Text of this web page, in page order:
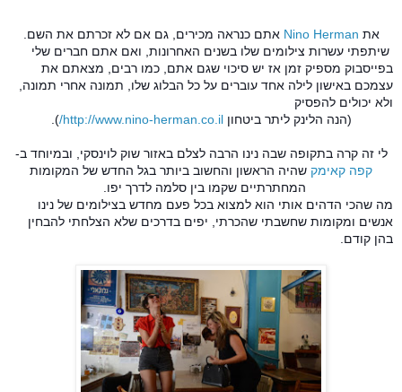
את Nino Herman אתם כנראה מכירים, גם אם לא זכרתם את השם.
שיתפתי עשרות צילומים שלו בשנים האחרונות, ואם אתם חברים שלי
בפייסבוק מספיק זמן אז יש סיכוי שגם אתם, כמו רבים, מצאתם את
עצמכם באישון לילה אחד עוברים על כל הבלוג שלו, תמונה אחרי תמונה,
ולא יכולים להפסיק
(הנה הלינק ליתר ביטחוןhttp://www.nino-herman.co.il/
).
לי זה קרה בתקופה שבה נינו הרבה לצלם באזור שוק לוינסקי, ובמיוחד ב-
קפה קאימק שהיה הראשון והחשוב ביותר בגל החדש של המקומות
המחתרתיים שקמו בין סלמה לדרך יפו.
מה שהכי הדהים אותי הוא למצוא בכל פעם מחדש בצילומים של נינו
אנשים ומקומות שחשבתי שהכרתי, יפים בדרכים שלא הצלחתי להבחין
בהן קודם.